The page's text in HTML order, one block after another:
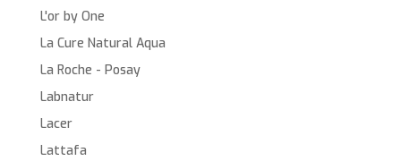
L'or by One
La Cure Natural Aqua
La Roche - Posay
Labnatur
Lacer
Lattafa